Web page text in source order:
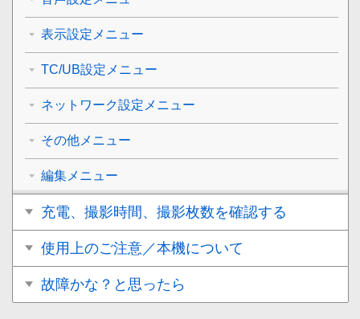
表示設定メニュー
TC/UB設定メニュー
ネットワーク設定メニュー
その他メニュー
編集メニュー
充電、撮影時間、撮影枚数を確認する
使用上のご注意／本機について
故障かな？と思ったら